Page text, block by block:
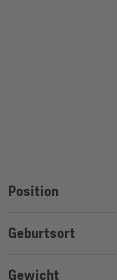
Position
Geburtsort
Gewicht